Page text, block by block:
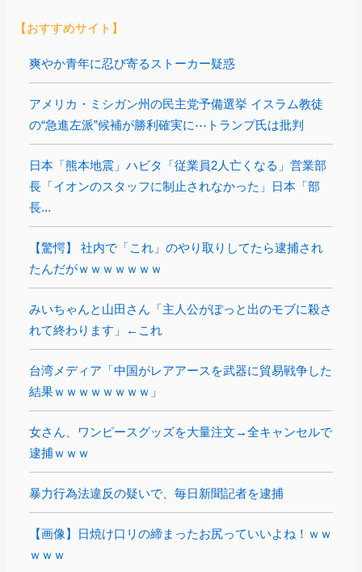
【おすすめサイト】
爽やか青年に忍び寄るストーカー疑惑
アメリカ・ミシガン州の民主党予備選挙 イスラム教徒
の“急進左派”候補が勝利確実に⋯トランプ氏は批判
日本「熊本地震」ハビタ「従業員2人亡くなる」営業部
長「イオンのスタッフに制止されなかった」日本「部
長...
【驚愕】 社内で「これ」のやり取りしてたら逮捕され
たんだがｗｗｗｗｗｗｗ
みいちゃんと山田さん「主人公がぽっと出のモブに殺さ
れて終わります」←これ
台湾メディア「中国がレアアースを武器に貿易戦争した
結果ｗｗｗｗｗｗｗｗ」
女さん、ワンピースグッズを大量注文→全キャンセルで
逮捕ｗｗｗ
暴力行為法違反の疑いで、毎日新聞記者を逮捕
【画像】日焼け口リの締まったお尻っていいよね！ｗｗ
ｗｗｗ